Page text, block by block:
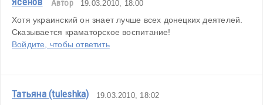
Автор 19.03.2010, 18:00
Хотя украинский он знает лучше всех донецких деятелей.
Сказывается краматорское воспитание!
Войдите, чтобы ответить
Татьяна (tuleshka) 19.03.2010, 18:02